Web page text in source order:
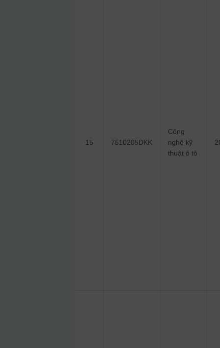
15 7510205DKK
Công
nghệ kỹ
thuật ô tô